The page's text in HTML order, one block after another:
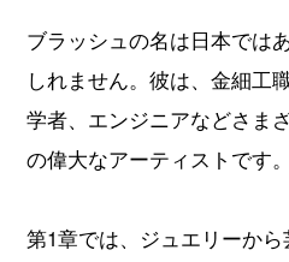
ブラッシュの名は日本では
しれません。彼は、金細工
学者、エンジニアなどさま
の偉大なアーティストです。
第1章では、ジュエリーか